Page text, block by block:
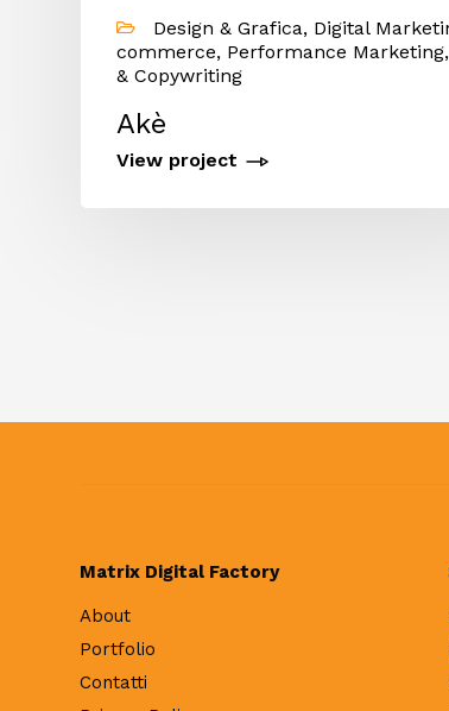
Design & Grafica, Digital
commerce, Performance Marketing,
& Copywriting
Akè
View project
Matrix Digital Factory
About
Portfolio
Contatti